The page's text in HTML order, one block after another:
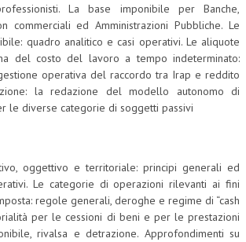
La base imponibile per Banche,
commerciali ed Amministrazioni Pubbliche. Le
quadro analitico e casi operativi. Le aliquote
del costo del lavoro a tempo indeterminato:
operativa del raccordo tra Irap e reddito
la redazione del modello autonomo di
le diverse categorie di soggetti passivi
oggettivo e territoriale: principi generali ed
Le categorie di operazioni rilevanti ai fini
regole generali, deroghe e regime di “cash
per le cessioni di beni e per le prestazioni
rivalsa e detrazione. Approfondimenti su